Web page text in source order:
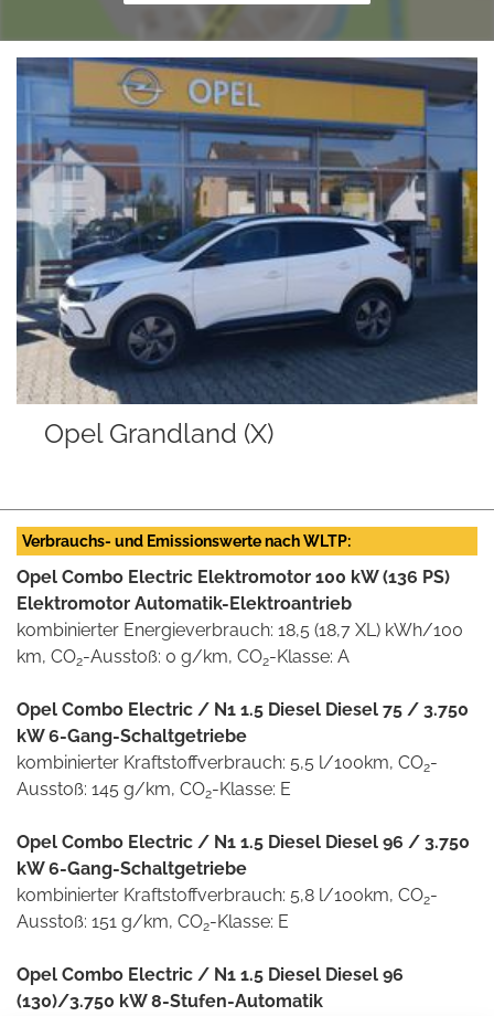
Opel Grandland (X)
Verbrauchs- und Emissionswerte nach WLTP:
Opel Combo Electric Elektromotor 100 kW (136 PS)
Elektromotor Automatik-Elektroantrieb
kombinierter Energieverbrauch: 18,5 (18,7 XL) kWh/100
km, CO2-Ausstoß: 0 g/km, CO2-Klasse: A
Opel Combo Electric / N1 1.5 Diesel Diesel 75 / 3.750
kW 6-Gang-Schaltgetriebe
kombinierter Kraftstoffverbrauch: 5,5 l/100km, CO2-
Ausstoß: 145 g/km, CO2-Klasse: E
Opel Combo Electric / N1 1.5 Diesel Diesel 96 / 3.750
kW 6-Gang-Schaltgetriebe
kombinierter Kraftstoffverbrauch: 5,8 l/100km, CO2-
Ausstoß: 151 g/km, CO2-Klasse: E
Opel Combo Electric / N1 1.5 Diesel Diesel 96
(130)/3.750 kW 8-Stufen-Automatik